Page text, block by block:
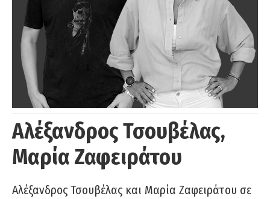
Αλέξανδρος Τσουβέλας,
Μαρία Ζαφειράτου
Αλέξανδρος Τσουβέλας και Μαρία Ζαφειράτου σε